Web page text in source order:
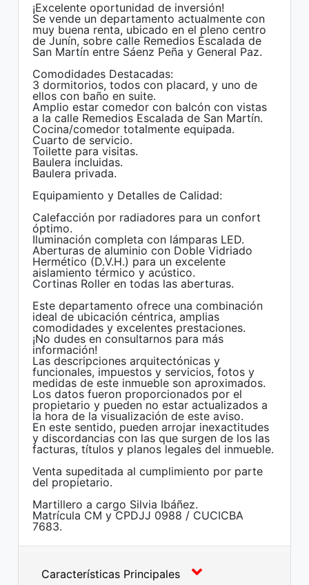
¡Excelente oportunidad de inversión!
Se vende un departamento actualmente con
muy buena renta, ubicado en el pleno centro
de Junín, sobre calle Remedios Escalada de
San Martín entre Sáenz Peña y General Paz.
Comodidades Destacadas:
3 dormitorios, todos con placard, y uno de
ellos con baño en suite.
Amplio estar comedor con balcón con vistas
a la calle Remedios Escalada de San Martín.
Cocina/comedor totalmente equipada.
Cuarto de servicio.
Toilette para visitas.
Baulera incluidas.
Baulera privada.
Equipamiento y Detalles de Calidad:
Calefacción por radiadores para un confort
óptimo.
Iluminación completa con lámparas LED.
Aberturas de aluminio con Doble Vidriado
Hermético (D.V.H.) para un excelente
aislamiento térmico y acústico.
Cortinas Roller en todas las aberturas.
Este departamento ofrece una combinación
ideal de ubicación céntrica, amplias
comodidades y excelentes prestaciones.
¡No dudes en consultarnos para más
información!
Las descripciones arquitectónicas y
funcionales, impuestos y servicios, fotos y
medidas de este inmueble son aproximados.
Los datos fueron proporcionados por el
propietario y pueden no estar actualizados a
la hora de la visualización de este aviso.
En este sentido, pueden arrojar inexactitudes
y discordancias con las que surgen de los las
facturas, títulos y planos legales del inmueble.
Venta supeditada al cumplimiento por parte
del propietario.
Martillero a cargo Silvia Ibáñez.
Matrícula CM y CPDJJ 0988 / CUCICBA
7683.
Características Principales